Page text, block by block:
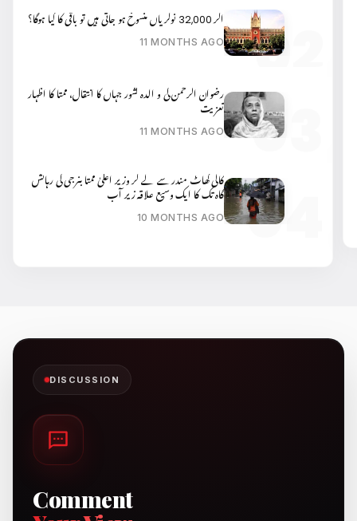
اگر 32,000 نوکریاں منسوخ ہو جاتی ہیں تو باقی کا کیا ہوگا؟
11 MONTHS AGO
رضوان الرحمن کی و الدہ کشور جہاں کا انتقال، ممتا کا اظہار
تعزیت
11 MONTHS AGO
کالی گھاٹ مندر سے لے کر وزیر اعلیٰ ممتا بنرجی کی رہائش
گاہ تک کا ایک وسیع علاقہ زیر آب
10 MONTHS AGO
DISCUSSION
Comment